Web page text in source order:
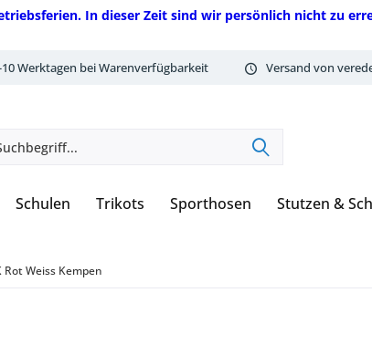
In dieser Zeit sind wir persönlich nicht zu
Werktagen bei Warenverfügbarkeit Versand von
Schulen Trikots Sporthosen Stutzen &
Rot Weiss Kempen